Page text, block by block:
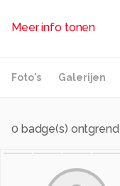
oude auto`s, natuur
Meer info tonen
Foto's Galerijen
0 badge(s)